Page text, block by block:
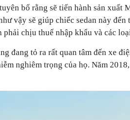
bố rằng sẽ tiến hành sản xuất
vậy sẽ giúp chiếc sedan này đến
phải chịu thuế nhập khẩu và các
đang tỏ ra rất quan tâm đến xe
nghiêm trọng của họ. Năm